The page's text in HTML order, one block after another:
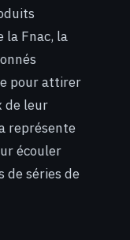
la Fnac, la
pour attirer
de leur
représente
écouler
de séries de